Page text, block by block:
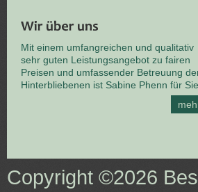
Mit einem umfangreichen und qualitativ
sehr guten Leistungsangebot zu fairen
Preisen und umfassender Betreuung
Hinterbliebenen ist Sabine Phenn für Sie
Copyright ©2026